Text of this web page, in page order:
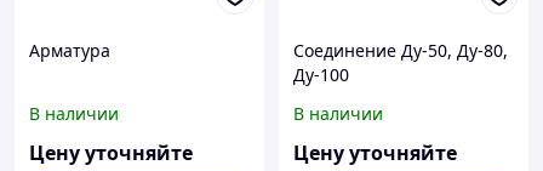
Арматура
В наличии
Цену уточняйте
Соединение Ду-50, Ду-80,
Ду-100
В наличии
Цену уточняйте